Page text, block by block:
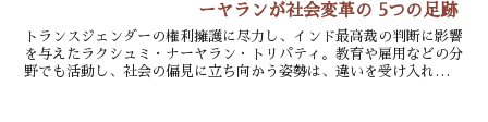
ーヤランが社会変革の 5つの足跡
トランスジェンダーの権利擁護に尽力し、インド最高裁の判断に影響
を与えたラクシュミ・ナーヤラン・トリパティ。教育や雇用などの分
野でも活動し、社会の偏見に立ち向かう姿勢は、違いを受け入れる社